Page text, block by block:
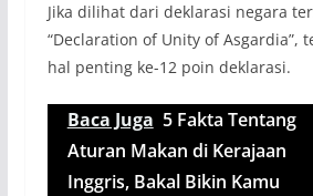
Jika dilihat dari deklarasi negara
“Declaration of Unity of Asgardia”,
hal penting ke-12 poin deklarasi.
Baca Juga 5 Fakta Tentang
Aturan Makan di Kerajaan
Inggris, Bakal Bikin Kamu